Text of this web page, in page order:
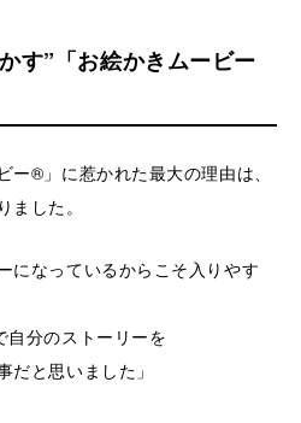
す”「お絵かきムービー
ー®」に惹かれた最大の理由は、
した。
になっているからこそ入りやす
分のストーリーを
と思いました」